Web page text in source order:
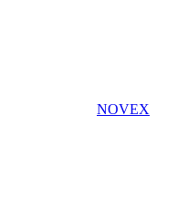
NOVEX